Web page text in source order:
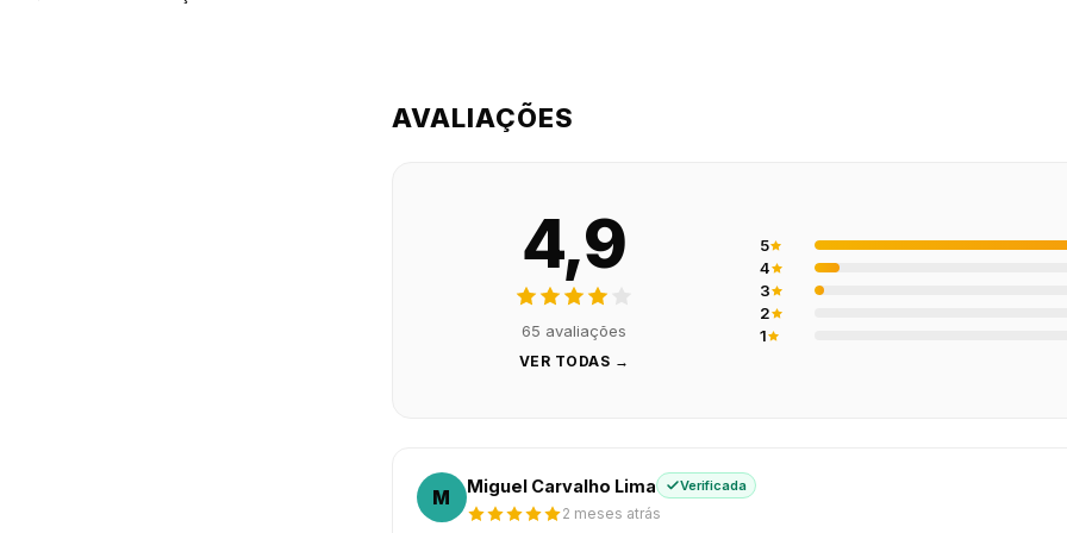
AVALIAÇÕES
4,9
65 avaliações
VER TODAS →
5
4
3
2
1
M Miguel Carvalho Lima Verificada
2 meses atrás